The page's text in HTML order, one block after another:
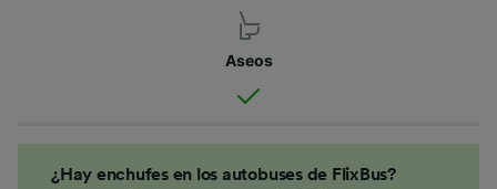
Aseos
¿Hay enchufes en los autobuses de FlixBus?